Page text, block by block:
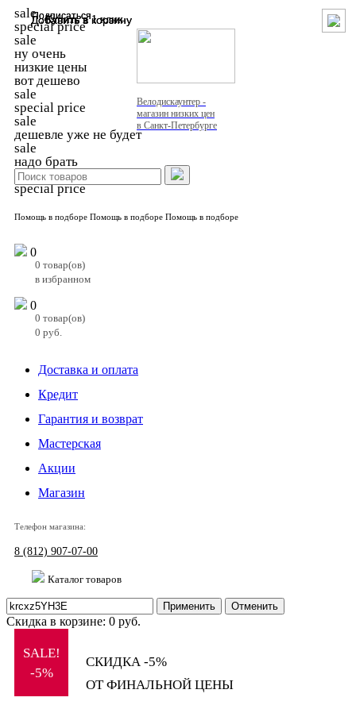
sale
special price
sale
ну очень
низкие цены
вот дешево
sale
special price
sale
дешевле уже не будет
sale
надо брать
sale
special price
Доставка и оплата
Кредит
Гарантия и возврат
Мастерская
Акции
Магазин
Телефон магазина:
8 (812) 907-07-00
Велодискаунтер -
магазин низких цен
в Санкт-Петербурге
Помощь в подборе Помощь в подборе Помощь в подборе
0
0 товар(ов)
в избранном
0
0 товар(ов)
0 руб.
Каталог товаров
Применить Отменить
Скидка в корзине: 0 руб.
SALE!
-5%
СКИДКА -5%
ОТ ФИНАЛЬНОЙ ЦЕНЫ
Добавить в корзину
Добавить в корзину
Купить в 1 клик
Купить в 1 клик
Подписаться
Подписаться